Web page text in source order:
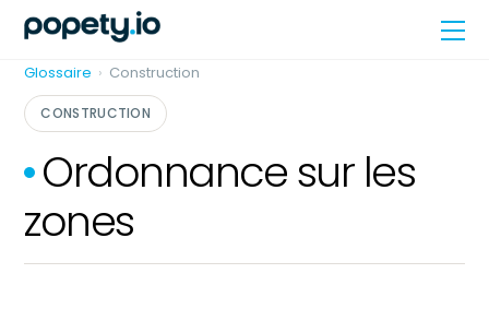
Skip
content
Glossaire › Construction
CONSTRUCTION
Ordonnance sur les
zones